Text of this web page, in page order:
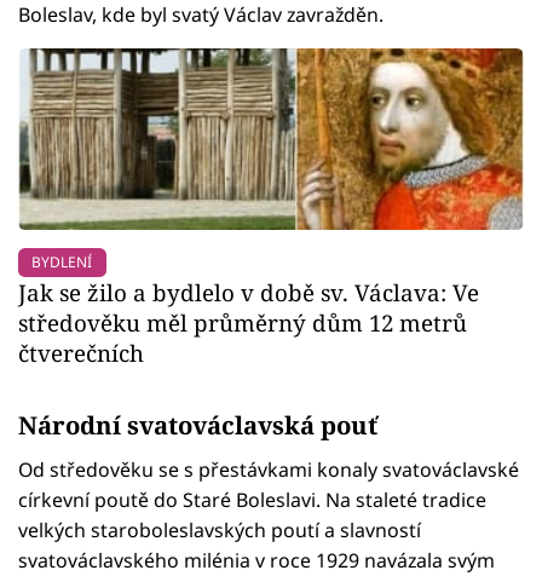
Boleslav, kde byl svatý Václav zavražděn.
BYDLENÍ
Jak se žilo a bydlelo v době sv. Václava: Ve
středověku měl průměrný dům 12 metrů
čtverečních
Národní svatováclavská pouť
Od středověku se s přestávkami konaly svatováclavské
církevní poutě do Staré Boleslavi. Na staleté tradice
velkých staroboleslavských poutí a slavností
svatováclavského milénia v roce 1929 navázala svým